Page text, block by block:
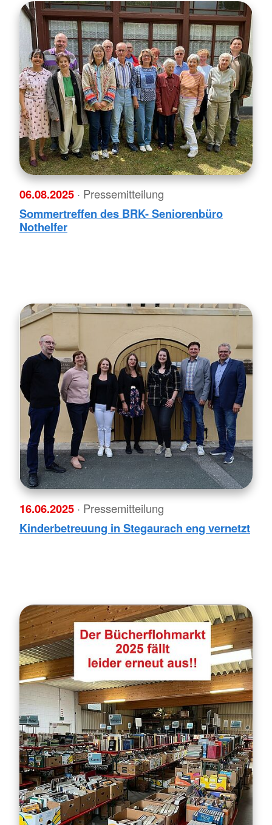
06.08.2025 · Pressemitteilung
Sommertreffen des BRK- Seniorenbüro
Nothelfer
16.06.2025 · Pressemitteilung
Kinderbetreuung in Stegaurach eng vernetzt